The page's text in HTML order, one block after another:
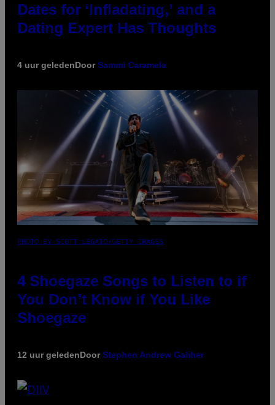
Dates for ‘Infladating,’ and a
Dating Expert Has Thoughts
4 uur geledenDoorSammi Caramela
PHOTO BY SCOTT LEGATO/GETTY IMAGES
4 Shoegaze Songs to Listen to if
You Don’t Know if You Like
Shoegaze
12 uur geledenDoorStephen Andrew Galiher